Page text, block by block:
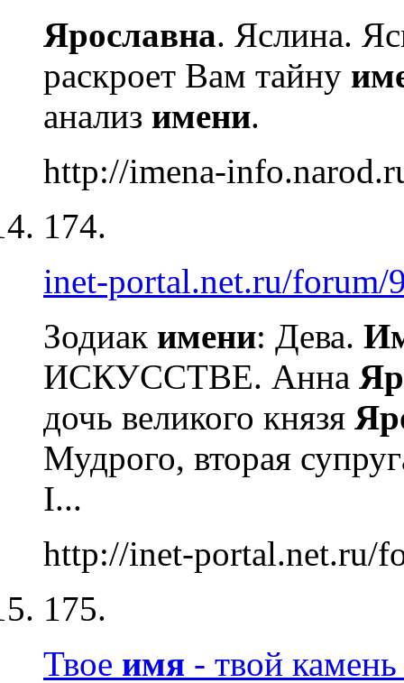
Ярославна. Яслина.
раскроет Вам тайну
анализ имени.
http://imena-
174.
inet-portal.net.ru/forum/
Зодиак имени: Дева.
ИСКУССТВЕ. Анна
дочь великого князя
Мудрого, вторая
I...
http://inet-portal.net.ru/
175.
Твое имя - твой